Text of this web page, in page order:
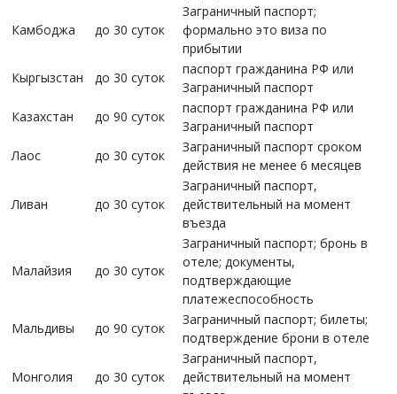
Камбоджа до 30 суток
Заграничный паспорт;
формально это виза по
прибытии
Кыргызстан
до 30 суток
паспорт гражданина РФ или
Заграничный паспорт
Казахстан
до 90 суток
паспорт гражданина РФ или
Заграничный паспорт
Лаос
до 30 суток
Заграничный паспорт сроком
действия не менее 6 месяцев
Ливан до 30 суток
Заграничный паспорт,
действительный на момент
въезда
Малайзия до 30 суток
Заграничный паспорт; бронь в
отеле; документы,
подтверждающие
платежеспособность
Мальдивы
до 90 суток
Заграничный паспорт; билеты;
подтверждение брони в отеле
Монголия до 30 суток
Заграничный паспорт,
действительный на момент